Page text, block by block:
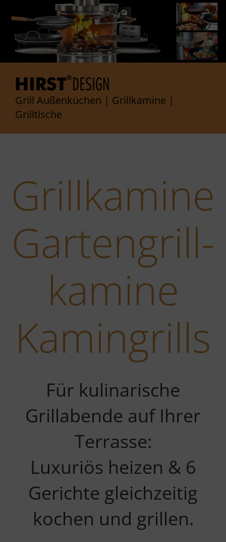
Grill Außenküchen | Grillkamine |
Grilltische
Grill­kamine
Garten­grill­
kamine
Kamin­grills
Für kulinarische
Grillabende auf Ihrer
Terrasse:
Luxuriös heizen & 6
Gerichte gleichzeitig
kochen und grillen.